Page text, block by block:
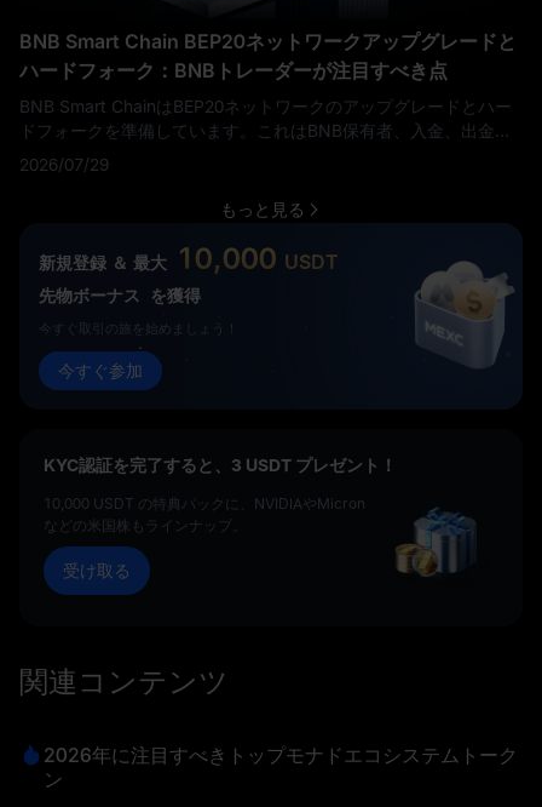
BNB Smart Chain BEP20ネットワークアップグレードと
ハードフォーク：BNBトレーダーが注目すべき点
BNB Smart ChainはBEP20ネットワークのアップグレードとハー
ドフォークを準備しています。これはBNB保有者、入金、出金、
バリデーター、および市場センチメントにどのような意味を持つ
のかを解説します。
2026/07/29
もっと見る
新規登録 ＆ 最大 10,000 USDT
先物ボーナス を獲得
今すぐ取引の旅を始めましょう！
今すぐ参加
KYC認証を完了すると、3 USDT プレゼント！
10,000 USDT の特典パックに、NVIDIAやMicron
などの米国株もラインナップ。
受け取る
関連コンテンツ
2026年に注目すべきトップモナドエコシステムトーク
ン